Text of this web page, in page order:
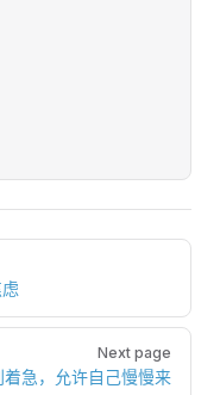
Next page
急，允许自己慢慢来